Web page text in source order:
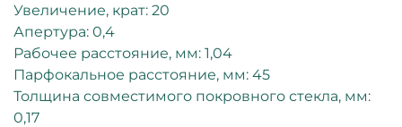
Увеличение, крат: 20
Апертура: 0,4
Рабочее расстояние, мм: 1,04
Парфокальное расстояние, мм: 45
Толщина совместимого покровного стекла, мм:
0,17